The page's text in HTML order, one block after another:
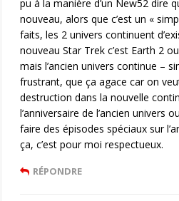
pu à la manière d’un New52 dire
nouveau, alors que c’est un «
faits, les 2 univers continuent
nouveau Star Trek c’est Earth 2
mais l’ancien univers continue –
frustrant, que ça agace car on
destruction dans la nouvelle
l’anniversaire de l’ancien univers
faire des épisodes spéciaux sur
ça, c’est pour moi respectueux.
RÉPONDRE